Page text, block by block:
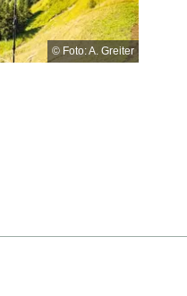
© Foto: A. Greiter